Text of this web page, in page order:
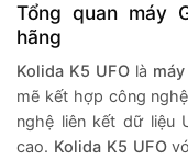
Tổng quan máy
hãng
Kolida K5 UFOlà
mẽ kết hợp công
nghệ liên kết dữ liệu
cao. Kolida K5 UFO